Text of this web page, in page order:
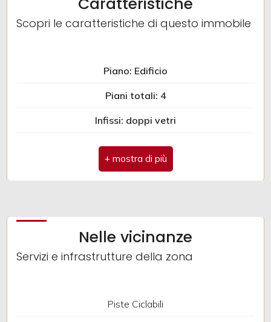
Scopri le caratteristiche di questo immobile
Piano: Edificio
Piani totali: 4
Infissi: doppi vetri
Anno di costruzione: 2000
Spese condominio: € 1
Camino
Nelle vicinanze
Servizi e infrastrutture della zona
Piste Ciclabili
Nuova costruzione